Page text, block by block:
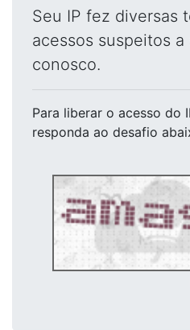
Seu IP fez diversas
acessos suspeitos
conosco.
Para liberar o acesso do
responda ao desafio